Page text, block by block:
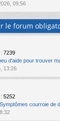
09:56
le forum
: 7239
d'aide pour trouver
13:26
: 5252
courroie de